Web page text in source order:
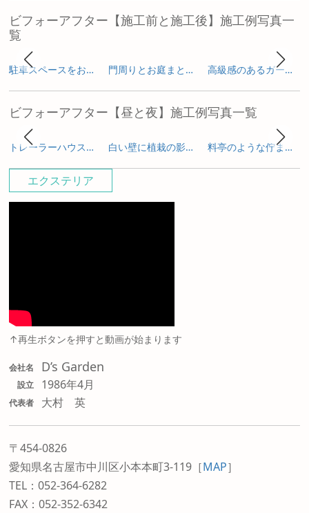
エクステリア
↑再生ボタンを押すと動画が始まります
会社名 D’s Garden
設立 1986年4月
代表者 大村 英
〒454-0826
愛知県名古屋市中川区小本本町3-119 ［MAP］
TEL：052-364-6282
FAX：052-352-6342
ビフォーアフター【施工前と施工後】施工例写真一
覧
駐車スペースをお庭へ ガーデニングを楽しむためのリフォーム 門周りとお庭まとめて一新した外構リフォーム 高級感のあるガーデンルームで寛ぐリフォーム庭工事
ビフォーアフター【昼と夜】施工例写真一覧
トレーラーハウスの新築外構とガーデンデザイン 白い壁に植栽の影が揺れる新築外構 料亭のような佇まいを照明で包み込む新築外構